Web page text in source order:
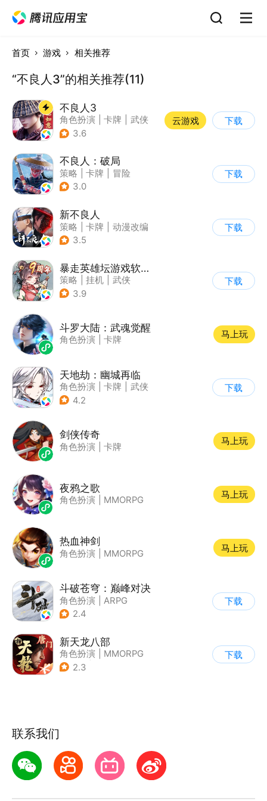
首页 游戏 相关推荐
“不良人3”的相关推荐(11)
不良人3
角色扮演 卡牌
武侠
| 画江湖之不良人
3.6
云游戏 下载
不良人：破局
策略 卡牌
冒险
| 画江湖之不良人
3.0
下载
新不良人
策略 卡牌
动漫改编
| 画江湖之不良人
3.5
下载
暴走英雄坛游戏软件V1.0
策略 挂机
武侠
| 剧情
3.9
下载
斗罗大陆：武魂觉醒
角色扮演 卡牌
马上玩
天地劫：幽城再临
角色扮演 卡牌
武侠
| 剧情
4.2
下载
剑侠传奇
角色扮演 卡牌
马上玩
夜鸦之歌
角色扮演 MMORPG
马上玩
热血神剑
角色扮演 MMORPG
马上玩
斗破苍穹：巅峰对决
角色扮演
ARPG
| 奇幻
2.4
下载
新天龙八部
角色扮演
MMORPG
| 武侠
2.3
下载
联系我们